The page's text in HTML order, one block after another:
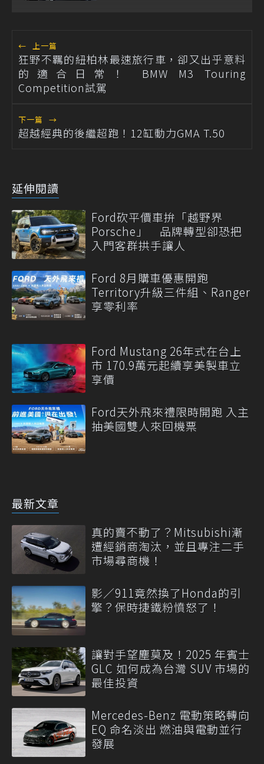
← 上一篇
狂野不羈的紐柏林最速旅行車，卻又出乎意料
的適合日常！ BMW M3 Touring
Competition試駕
下一篇 →
超越經典的後繼超跑！12缸動力GMA T.50
延伸閱讀
Ford砍平價車拚「越野界
Porsche」 品牌轉型卻恐把
入門客群拱手讓人
Ford 8月購車優惠開跑
Territory升級三件組、Ranger
享零利率
Ford Mustang 26年式在台上
市 170.9萬元起續享美製車立
享價
Ford天外飛來禮限時開跑 入主
抽美國雙人來回機票
最新文章
真的賣不動了？Mitsubishi漸
遭經銷商淘汰，並且專注二手
市場尋商機！
影／911竟然換了Honda的引
擎？保時捷鐵粉憤怒了！
讓對手望塵莫及！2025 年賓士
GLC 如何成為台灣 SUV 市場的
最佳投資
Mercedes-Benz 電動策略轉向
EQ 命名淡出 燃油與電動並行
發展